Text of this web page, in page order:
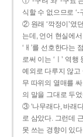
식할 수 없으므로 ‘-
② 원래 ‘깍정이’였
는데, 언어 현실에서
‘ㅐ’를 선호한다는
로써 이는 ‘ㅣ’ 역
예외로 다루지 않고
무 따위의 열매를
의 말을 그대로 두
③ ‘나무래다, 바래
로 삼았다. 그런데
못 쓰는 경향이 있